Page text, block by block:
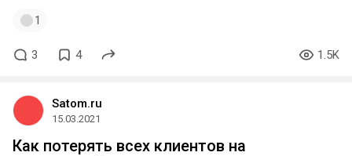
1
3 4 1.5K
Satom.ru
15.03.2021
Как потерять всех клиентов на